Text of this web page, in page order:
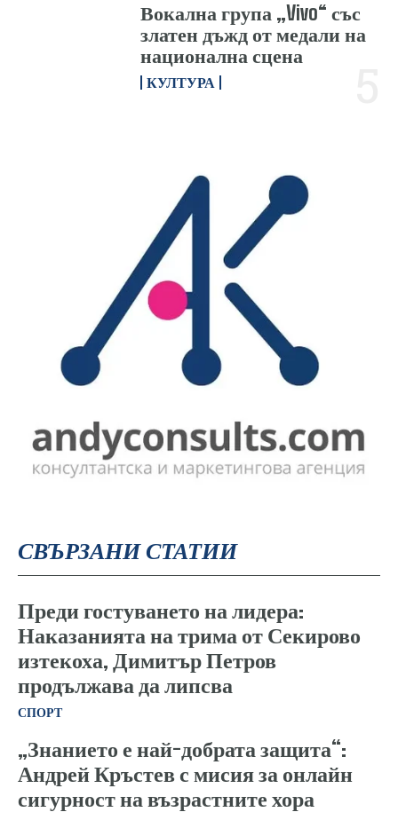
Вокална група „Vivo“ със
златен дъжд от медали на
национална сцена
КУЛТУРА
СВЪРЗАНИ СТАТИИ
Преди гостуването на лидера:
Наказанията на трима от Секирово
изтекоха, Димитър Петров
продължава да липсва
СПОРТ
„Знанието е най-добрата защита“:
Андрей Кръстев с мисия за онлайн
сигурност на възрастните хора